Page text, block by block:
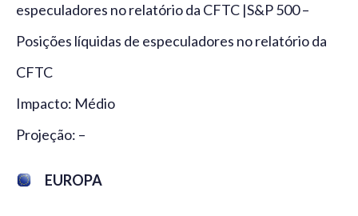
especuladores no relatório da CFTC |S&P 500 –
Posições líquidas de especuladores no relatório da
CFTC
Impacto: Médio
Projeção: –
EUROPA